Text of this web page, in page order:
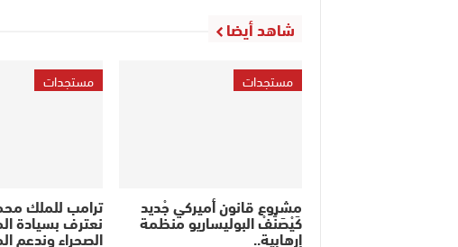
شاهد أيضا
مستجدات
مشروع قانون أميركي جْديد
كَيْصَنَّفْ البوليساريو منظمة
إرهابية..
مستجدات
ترامب للملك
نعترف بسيادة
الصحراء وندعم